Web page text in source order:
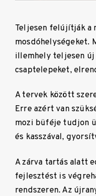
Teljesen felújítják a
mosdóhelységeket.
illemhely teljesen
csaptelepeket,
A tervek között
Erre azért van
mozi büféje tudjon
és kasszával,
A zárva tartás alatt
fejlesztést is
rendszeren. Az